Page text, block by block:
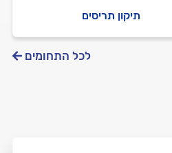
תיקון תריסים
לכל התחומים